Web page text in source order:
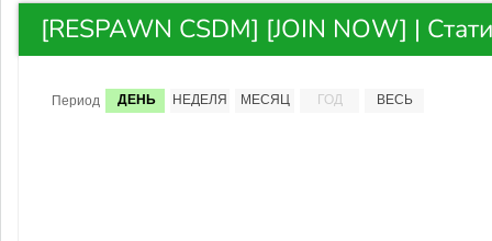
[RESPAWN CSDM] [JOIN NOW] |
Период ДЕНЬ НЕДЕЛЯ МЕСЯЦ ГОД ВЕСЬ